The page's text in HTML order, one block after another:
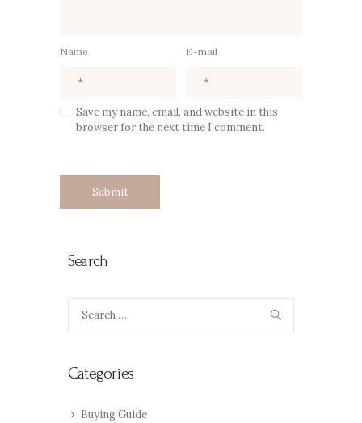
Name E-mail
Save my name, email, and website in this
browser for the next time I comment.
Search
Search
Categories
Buying Guide